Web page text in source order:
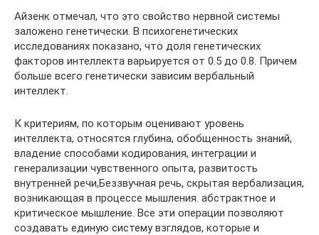
Айзенк отмечал, что это свойство нервной системы
заложено генетически. В психогенетических
исследованиях показано, что доля генетических
факторов интеллекта варьируется от 0.5 до 0.8. Причем
больше всего генетически зависим вербальный
интеллект.
К критериям, по которым оценивают уровень
интеллекта, относятся глубина, обобщенность знаний,
владение способами кодирования, интеграции и
генерализации чувственного опыта, развитость
внутренней речи,Беззвучная речь, скрытая вербализация,
возникающая в процессе мышления. абстрактное и
критическое мышление. Все эти операции позволяют
создавать единую систему взглядов, которые и